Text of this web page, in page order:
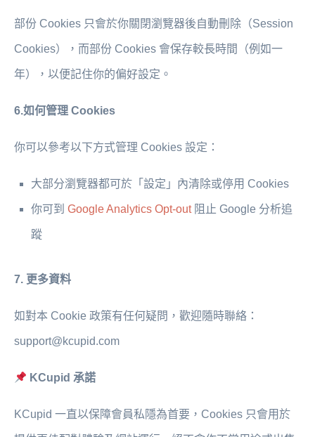
部份 Cookies 只會於你關閉瀏覽器後自動刪除（Session
Cookies），而部份 Cookies 會保存較長時間（例如一
年），以便記住你的偏好設定。
6.如何管理 Cookies
你可以參考以下方式管理 Cookies 設定：
大部分瀏覽器都可於「設定」內清除或停用 Cookies
你可到 Google Analytics Opt-out阻止 Google 分析追
蹤
7. 更多資料
如對本 Cookie 政策有任何疑問，歡迎隨時聯絡：
support@kcupid.com
KCupid 承諾
KCupid 一直以保障會員私隱為首要，Cookies 只會用於